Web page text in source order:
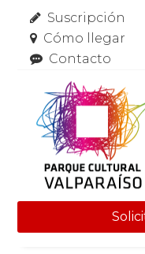
Suscripción
Cómo llegar
Contacto